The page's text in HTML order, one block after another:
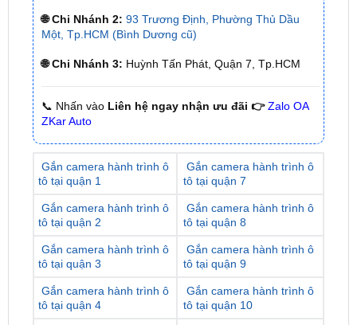
🌐 Chi Nhánh 3: Huỳnh Tấn Phát, Quận 7, Tp.HCM
📞 Nhấn vàoLiên hệ ngay nhận ưu đãi 👉 Zalo OA
Gắn camera hành trình ô
Gắn camera hành trình ô
tô tại quận 2
Gắn camera hành trình ô
tô tại quận 8
Gắn camera hành trình ô
tô tại quận 3
Gắn camera hành trình ô
tô tại quận 9
Gắn camera hành trình ô
tô tại quận 4
Gắn camera hành trình ô
tô tại quận 10
Gắn camera hành trình ô
tô tại quận 5
Gắn camera hành trình ô
tô tại quận 11